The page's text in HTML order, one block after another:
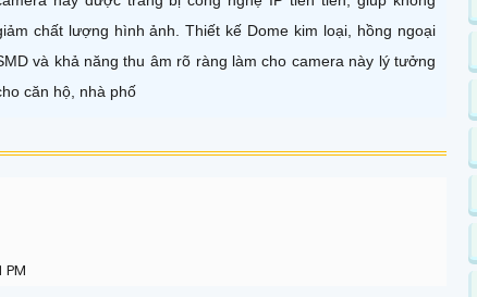
chất lượng hình ảnh. Thiết kế Dome kim loại, hồng ngoại
và khả năng thu âm rõ ràng làm cho camera này lý tưởng
căn hộ, nhà phố
PM